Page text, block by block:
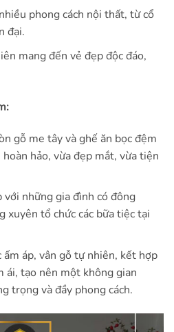
phong cách nội thất, từ cổ
đại.
mang đến vẻ đẹp độc đáo,
gỗ me tây và ghế ăn bọc đệm
hảo, vừa đẹp mắt, vừa tiện
với những gia đình có đông
xuyên tổ chức các bữa tiệc tại
ấm áp, vân gỗ tự nhiên, kết hợp
ái, tạo nên một không gian
trọng và đầy phong cách.